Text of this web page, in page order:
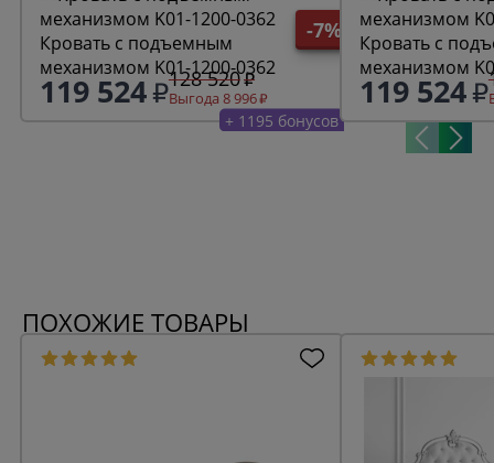
-7%
Кровать с подъемным
механизмом K01-1200-0362
119 524 128 520
Выгода 8 996
+ 1195 бонусов
Кровать с
механизмом
119 524
ПОХОЖИЕ ТОВАРЫ